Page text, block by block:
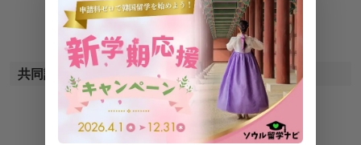
シャワー 洗面台
共同設備